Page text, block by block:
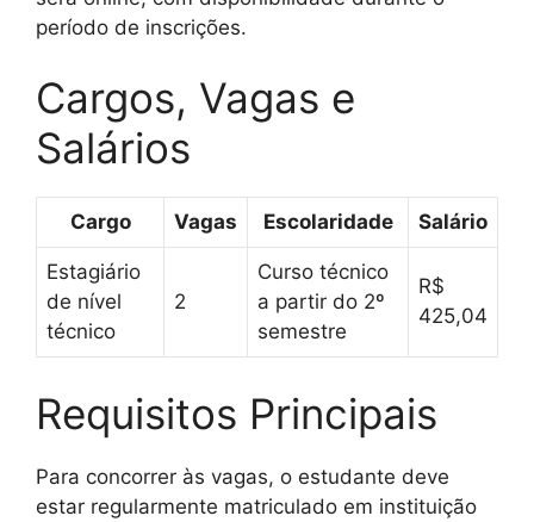
período de inscrições.
Cargos, Vagas e
Salários
Cargo Vagas Escolaridade Salário
Estagiário
de nível
técnico
2
Curso técnico
a partir do 2º
semestre
R$
425,04
Requisitos Principais
Para concorrer às vagas, o estudante deve
estar regularmente matriculado em instituição